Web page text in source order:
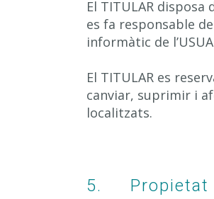
El TITULAR
es fa responsable
informàtic de
El TITULAR es
canviar, suprimir i
localitzats.
5. Propietat